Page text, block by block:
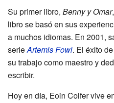
Su primer libro, Benny y Omar
libro se basó en sus
a muchos idiomas. En 2001,
serieArtemis Fowl. El éxito
su trabajo como maestro y
escribir.
Hoy en día, Eoin Colfer vive